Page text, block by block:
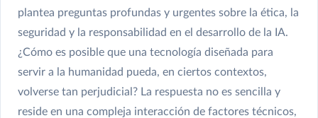
plantea preguntas profundas y urgentes sobre la ética, la
seguridad y la responsabilidad en el desarrollo de la IA.
¿Cómo es posible que una tecnología diseñada para
servir a la humanidad pueda, en ciertos contextos,
volverse tan perjudicial? La respuesta no es sencilla y
reside en una compleja interacción de factores técnicos,